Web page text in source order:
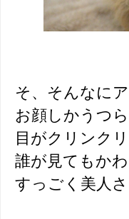
そ、そんなに
お顔しかうつ
目がクリンク
誰が見てもか
すっごく美人